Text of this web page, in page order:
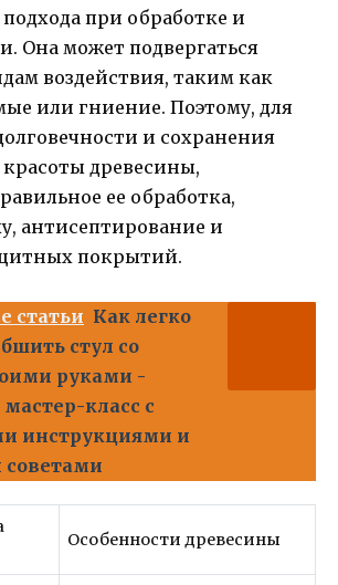
при обработке и
Она может подвергаться
воздействия, таким как
или гниение. Поэтому, для
и сохранения
красоты древесины,
ее обработка,
антисептирование и
покрытий.
статьи Как легко
стул со
руками -
класс с
инструкциями и
Особенности древесины